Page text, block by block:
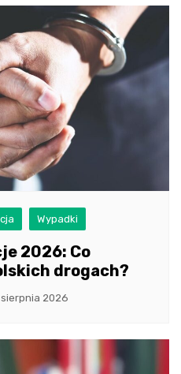
Wypadki
2026: Co
drogach?
2026